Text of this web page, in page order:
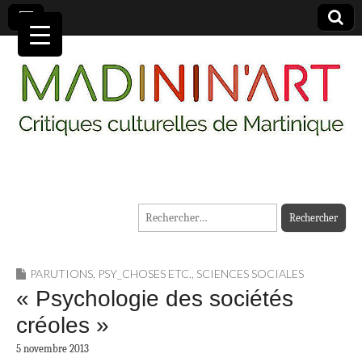
MADININ'ART
Rechercher :
PARUTIONS, PSY_CHOSES ETC., SCIENCES SOCIALES
« Psychologie des sociétés
créoles »
5 novembre 2013